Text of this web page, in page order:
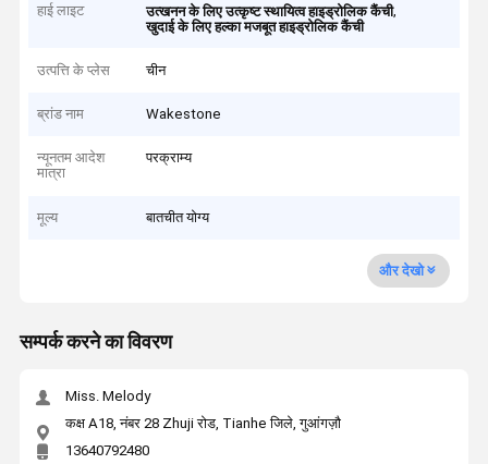
हाई लाइट उत्खनन के लिए उत्कृष्ट स्थायित्व हाइड्रोलिक कैंची,
खुदाई के लिए हल्का मजबूत हाइड्रोलिक कैंची
उत्पत्ति के प्लेस चीन
ब्रांड नाम Wakestone
न्यूनतम आदेश
मात्रा
परक्राम्य
मूल्य बातचीत योग्य
और देखो
सम्पर्क करने का विवरण
Miss. Melody
कक्ष A18, नंबर 28 Zhuji रोड, Tianhe जिले, गुआंगज़ौ
13640792480